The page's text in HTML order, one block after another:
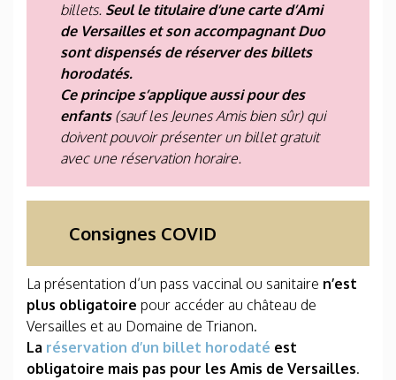
billets. Seul le titulaire d’une carte d’Ami
de Versailles et son accompagnant Duo
sont dispensés de réserver des billets
horodatés.
Ce principe s’applique aussi pour des
enfants (sauf les Jeunes Amis bien sûr) qui
doivent pouvoir présenter un billet gratuit
avec une réservation horaire.
Consignes COVID
La présentation d’un pass vaccinal ou sanitaire n’est
plus obligatoire pour accéder au château de
Versailles et au Domaine de Trianon.
La réservation d’un billet horodaté est
obligatoire mais pas pour les Amis de Versailles.